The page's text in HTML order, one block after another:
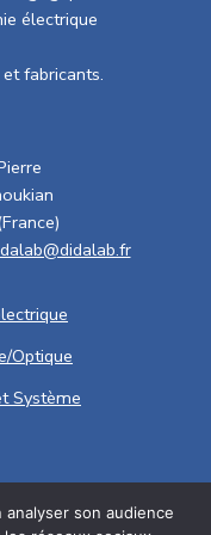
électrique
fabricants.
Optique
Système
son audience